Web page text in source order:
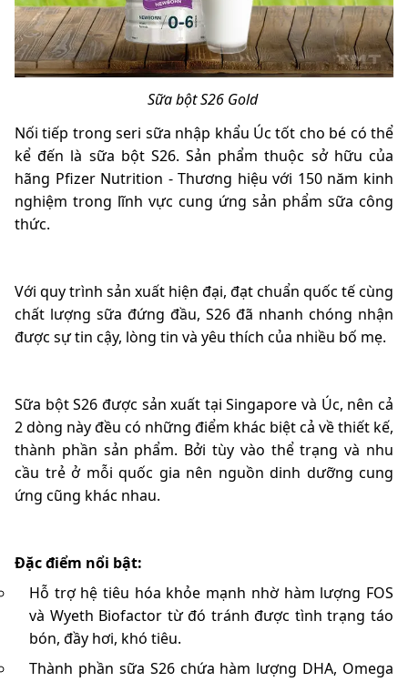
Sữa bột S26 Gold
Nối tiếp trong seri sữa nhập khẩu Úc tốt cho bé có thể
kể đến là sữa bột S26. Sản phẩm thuộc sở hữu của
hãng Pfizer Nutrition - Thương hiệu với 150 năm kinh
nghiệm trong lĩnh vực cung ứng sản phẩm sữa công
thức.
Với quy trình sản xuất hiện đại, đạt chuẩn quốc tế cùng
chất lượng sữa đứng đầu, S26 đã nhanh chóng nhận
được sự tin cậy, lòng tin và yêu thích của nhiều bố mẹ.
Sữa bột S26 được sản xuất tại Singapore và Úc, nên cả
2 dòng này đều có những điểm khác biệt cả về thiết kế,
thành phần sản phẩm. Bởi tùy vào thể trạng và nhu
cầu trẻ ở mỗi quốc gia nên nguồn dinh dưỡng cung
ứng cũng khác nhau.
Đặc điểm nổi bật:
Hỗ trợ hệ tiêu hóa khỏe mạnh nhờ hàm lượng FOS
và Wyeth Biofactor từ đó tránh được tình trạng táo
bón, đầy hơi, khó tiêu.
Thành phần sữa S26 chứa hàm lượng DHA, Omega